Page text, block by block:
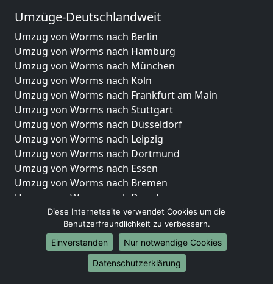
Umzüge-Deutschlandweit
Umzug von Worms nach Berlin
Umzug von Worms nach Hamburg
Umzug von Worms nach München
Umzug von Worms nach Köln
Umzug von Worms nach Frankfurt am Main
Umzug von Worms nach Stuttgart
Umzug von Worms nach Düsseldorf
Umzug von Worms nach Leipzig
Umzug von Worms nach Dortmund
Umzug von Worms nach Essen
Umzug von Worms nach Bremen
Umzug von Worms nach Dresden
Umzug von Worms nach Hannover
Umzug von Worms nach Nürnberg
Umzug von Worms nach Duisburg
Umzug von Worms nach Bochum
Umzug von Worms nach Wuppertal
Diese Internetseite verwendet Cookies um die
Benutzerfreundlichkeit zu verbessern.
Einverstanden
Nur notwendige Cookies
Datenschutzerklärung